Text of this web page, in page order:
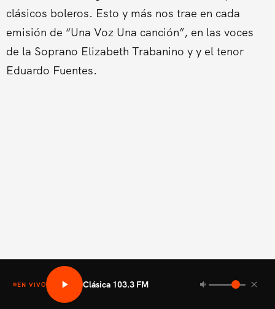
clásicos boleros. Esto y más nos trae en cada
emisión de “Una Voz Una canción”, en las voces
de la Soprano Elizabeth Trabanino y y el tenor
Eduardo Fuentes.
EN VIVO Clásica 103.3 FM